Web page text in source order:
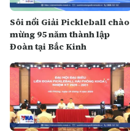
Sôi nổi Giải Pickleball chào
mừng 95 năm thành lập
Đoàn tại Bắc Kinh